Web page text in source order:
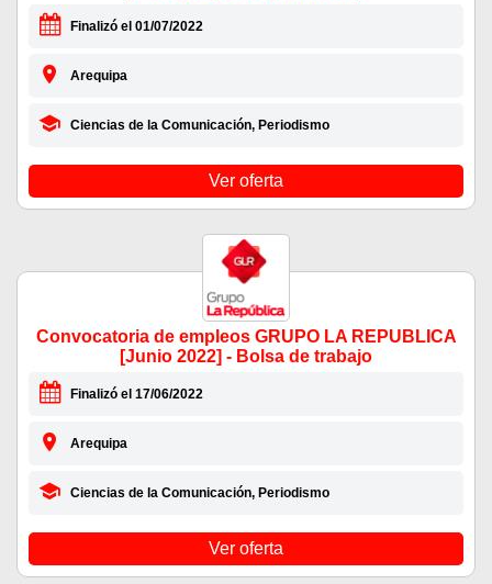
Finalizó el 01/07/2022
Arequipa
Ciencias de la Comunicación, Periodismo
Ver oferta
Convocatoria de empleos GRUPO LA REPUBLICA
[Junio 2022] - Bolsa de trabajo
Finalizó el 17/06/2022
Arequipa
Ciencias de la Comunicación, Periodismo
Ver oferta